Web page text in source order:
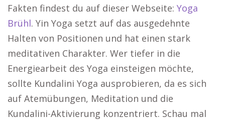
Fakten findest du auf dieser Webseite: Yoga
Brühl. Yin Yoga setzt auf das ausgedehnte
Halten von Positionen und hat einen stark
meditativen Charakter. Wer tiefer in die
Energiearbeit des Yoga einsteigen möchte,
sollte Kundalini Yoga ausprobieren, da es sich
auf Atemübungen, Meditation und die
Kundalini-Aktivierung konzentriert. Schau mal